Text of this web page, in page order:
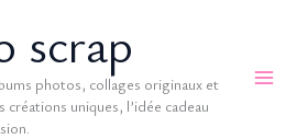
scrap
photos, collages originaux et
uniques, l’idée cadeau